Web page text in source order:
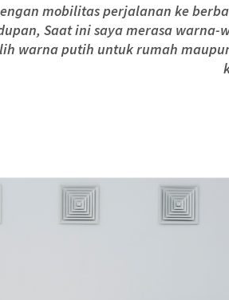
mobilitas perjalanan ke
Saat ini saya merasa
warna putih untuk rumah